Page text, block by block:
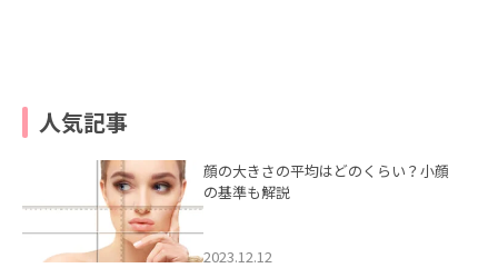
人気記事
顔の大きさの平均はどのくらい？小顔
の基準も解説
2023.12.12